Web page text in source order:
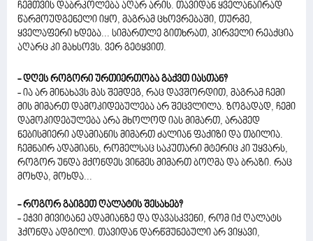
ჩემთვის დაბრკოლება აღარ არის. თავიდან ყველანაირად
წარმოუდგენელი იყო, მაგრამ ცხოვრებაში, თურმე,
ყველაფერი ხდება... სიმართლე გითხრათ, პირველი რეაქცია
აღარც კი მახსოვს. ვერ გეტყვით.
- დღეს როგორი ურთიერთობა გაქვთ იასთან?
- ია არ მინახავს მას შემდეგ, რაც დავშორდით, მაგრამ ჩემი
მის მიმართ დამოკიდებულება არ შეცვლილა. ზოგადად, ჩემი
დამოკიდებულება არა მხოლოდ იას მიმართ, არამედ
ნებისმიერი ადამიანის მიმართ ძალიან ფაქიზი და თბილია.
ჩემნაირ ადამიანს, რომელსაც საკუთარი მტერიც კი უყვარს,
როგორ უნდა მქონდეს ვინმეს მიმართ ბოღმა და ბრაზი. რაც
მოხდა, მოხდა...
- როგორ გაიგეთ ღალატის შესახებ?
- ეჭვი მივიტანე ადამიანზე და დავასკვენი, რომ იქ ღალატს
ჰქონდა ადგილი. თავიდან დარწმუნებული არ ვიყავი,